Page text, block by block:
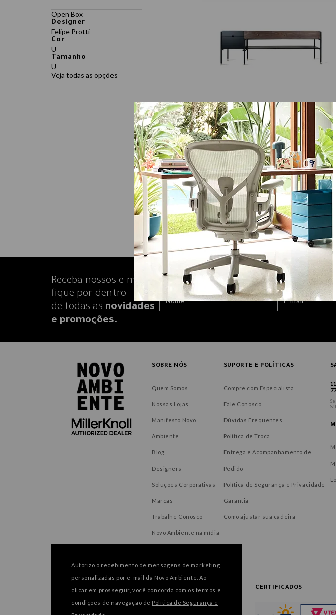
Open Box
Designer
Felipe Protti
Cor
U
Tamanho
U
Veja todas as opções
APARADOR VITROLA - FELIPE PROTTI
R$ 31.000,00 R$ 21.700,00
Receba nossos e-mails e
fique por dentro
de todas as novidades
e promoções.
SOBRE NÓS
Quem Somos
Nossas Lojas
Manifesto Novo
Ambiente
Blog
Designers
Soluções Corporativas
Marcas
Trabalhe Conosco
Novo Ambiente na mídia
SUPORTE E POLÍTICAS
Compre com Especialista
Fale Conosco
Dúvidas Frequentes
Política de Troca
Entrega e Acompanhamento de
Pedido
Política de Segurança e Privacidade
Garantia
Como ajustar sua cadeira
FORMAS DE PAGAMENTO CERTIFICADOS
Autorizo o recebimento de mensagens de marketing
personalizadas por e-mail da Novo Ambiente. Ao
clicar em prosseguir, você concorda com os termos e
condições de navegação de Política de Segurança e